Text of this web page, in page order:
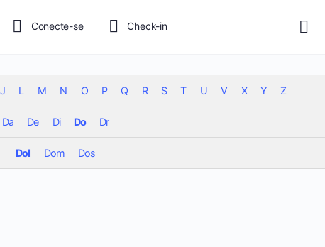
Conecte-se Check-in
J L M N O P Q R S T U V X Y Z
Da De Di Do Dr
Dol Dom Dos